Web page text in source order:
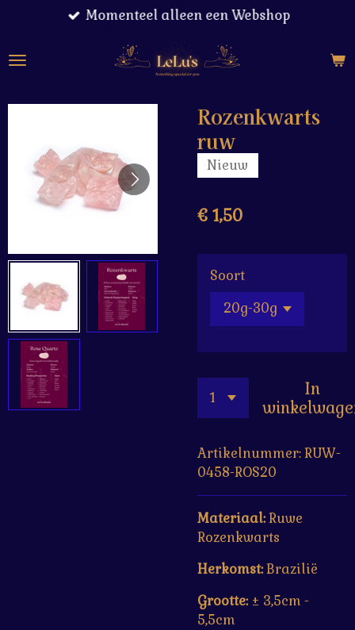
naar
Momenteel alleen een Webshop
Rozenkwarts
ruw
Nieuw
€ 1,50
Soort
In
Artikelnummer:RUW-
0458-ROS20
Materiaal:Ruwe
Rozenkwarts
Herkomst:Brazilië
Grootte: ± 3,5cm -
5,5cm